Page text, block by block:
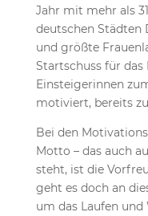
Jahr mit mehr als
deutschen Städten
und größte
Startschuss für das
Einsteigerinnen
motiviert, bereits
Bei den
Motto – das auch
steht, ist die
geht es doch an
um das Laufen und